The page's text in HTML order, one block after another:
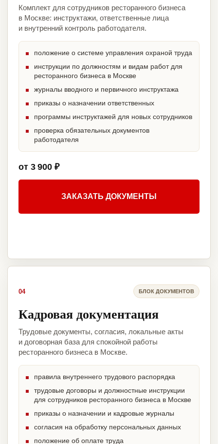
Комплект для сотрудников ресторанного бизнеса
в Москве: инструктажи, ответственные лица
и внутренний контроль работодателя.
положение о системе управления охраной труда
инструкции по должностям и видам работ для
ресторанного бизнеса в Москве
журналы вводного и первичного инструктажа
приказы о назначении ответственных
программы инструктажей для новых сотрудников
проверка обязательных документов
работодателя
от 3 900 ₽
ЗАКАЗАТЬ ДОКУМЕНТЫ
04 БЛОК ДОКУМЕНТОВ
Кадровая документация
Трудовые документы, согласия, локальные акты
и договорная база для спокойной работы
ресторанного бизнеса в Москве.
правила внутреннего трудового распорядка
трудовые договоры и должностные инструкции
для сотрудников ресторанного бизнеса в Москве
приказы о назначении и кадровые журналы
согласия на обработку персональных данных
положение об оплате труда